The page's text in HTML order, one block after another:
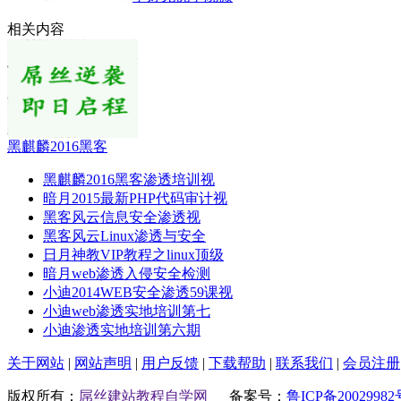
相关内容
黑麒麟2016黑客
黑麒麟2016黑客渗透培训视
暗月2015最新PHP代码审计视
黑客风云信息安全渗透视
黑客风云Linux渗透与安全
日月神教VIP教程之linux顶级
暗月web渗透入侵安全检测
小迪2014WEB安全渗透59课视
小迪web渗透实地培训第七
小迪渗透实地培训第六期
关于网站 | 网站声明 | 用户反馈 | 下载帮助 | 联系我们 | 会员注册
版权所有： 屌丝建站教程自学网 备案号： 鲁ICP备20029982